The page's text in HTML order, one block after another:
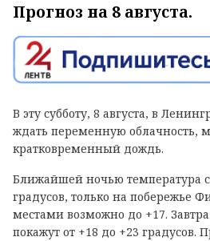
Прогноз на 8 августа.
В эту субботу, 8 августа, в
ждать переменную облачность,
кратковременный дождь.
Ближайшей ночью температура
градусов, только на побережье
местами возможно до +17.
покажут от +18 до +23 градусов.